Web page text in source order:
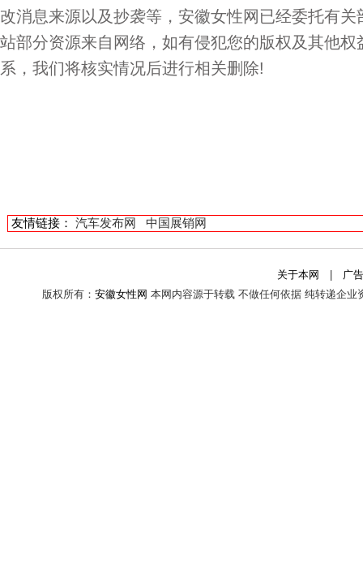
改消息来源以及抄袭等，安徽女性网已经委托有
站部分资源来自网络，如有侵犯您的版权及其他权
系，我们将核实情况后进行相关删除!
友情链接： 汽车发布网 中国展销网
关于本网
广
版权所有： 安徽女性网 本网内容源于转载 不做任何依据 纯转递企